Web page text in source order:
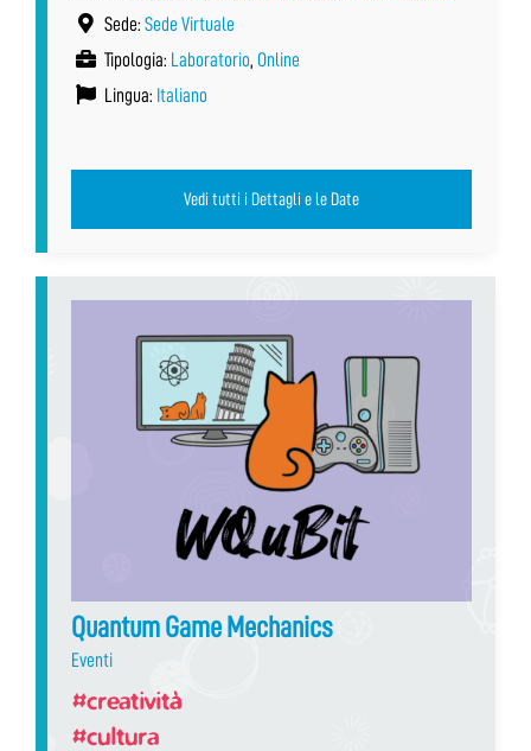
Sede: Sede Virtuale
Tipologia: Laboratorio, Online
Lingua: Italiano
Vedi tutti i Dettagli e le Date
Quantum Game Mechanics
Eventi
#creatività
#cultura